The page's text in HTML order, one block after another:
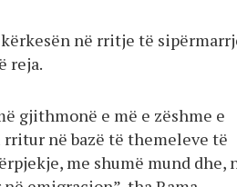
në rritje të
reja.
gjithmonë e më e zëshme e
rritur në bazë të themeleve të
me shumë mund dhe,